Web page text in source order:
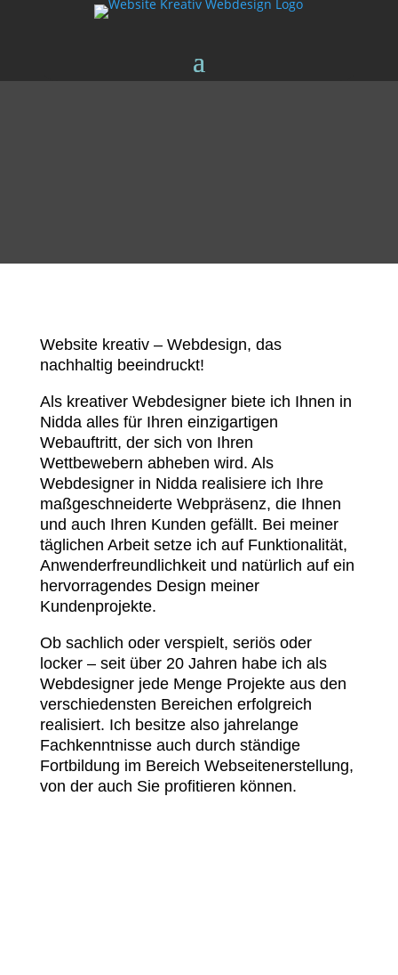
Website kreativ – Webdesign, das
nachhaltig beeindruckt!
Als kreativer Webdesigner biete ich Ihnen in
Nidda alles für Ihren einzigartigen
Webauftritt, der sich von Ihren
Wettbewebern abheben wird. Als
Webdesigner in Nidda realisiere ich Ihre
maßgeschneiderte Webpräsenz, die Ihnen
und auch Ihren Kunden gefällt. Bei meiner
täglichen Arbeit setze ich auf Funktionalität,
Anwenderfreundlichkeit und natürlich auf ein
hervorragendes Design meiner
Kundenprojekte.
Ob sachlich oder verspielt, seriös oder
locker – seit über 20 Jahren habe ich als
Webdesigner jede Menge Projekte aus den
verschiedensten Bereichen erfolgreich
realisiert. Ich besitze also jahrelange
Fachkenntnisse auch durch ständige
Fortbildung im Bereich Webseitenerstellung,
von der auch Sie profitieren können.